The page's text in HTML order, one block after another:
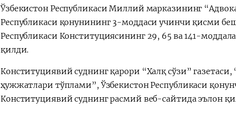
Ўзбекистон Республикаси Миллий марказининг
Республикаси қонунининг 3-моддаси учинчи қисми
Республикаси Конституциясининг 29, 65 ва 141-
қилди.
Конституциявий суднинг қарори “Халқ сўзи” газетаси,
ҳужжатлари тўплами”, Ўзбекистон Республикаси
Конституциявий суднинг расмий веб-сайтида эълон